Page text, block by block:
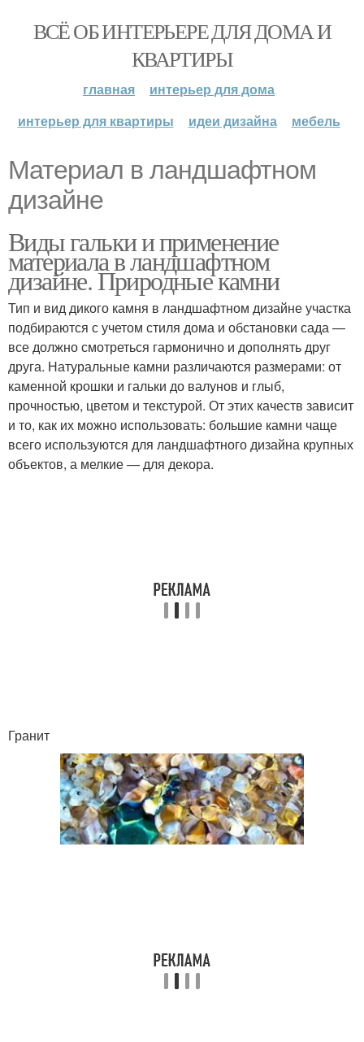
ВСЁ ОБ ИНТЕРЬЕРЕ ДЛЯ ДОМА И
КВАРТИРЫ
главная
интерьер для дома
интерьер для квартиры
идеи дизайна мебель
Материал в ландшафтном
дизайне
Виды гальки и применение
материала в ландшафтном
дизайне. Природные камни
Тип и вид дикого камня в ландшафтном дизайне участка
подбираются с учетом стиля дома и обстановки сада —
все должно смотреться гармонично и дополнять друг
друга. Натуральные камни различаются размерами: от
каменной крошки и гальки до валунов и глыб,
прочностью, цветом и текстурой. От этих качеств зависит
и то, как их можно использовать: большие камни чаще
всего используются для ландшафтного дизайна крупных
объектов, а мелкие — для декора.
Гранит